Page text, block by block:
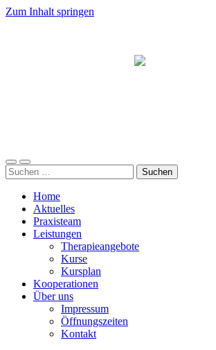
Zum Inhalt springen
Südwind
Mobile-
Menü
Suchfeld
ein-/ausblenden
Suchen
nach:
Home
Aktuelles
Praxisteam
Leistungen
Therapieangebote
Kurse
Kursplan
Kooperationen
Über uns
Impressum
Öffnungszeiten
Kontakt